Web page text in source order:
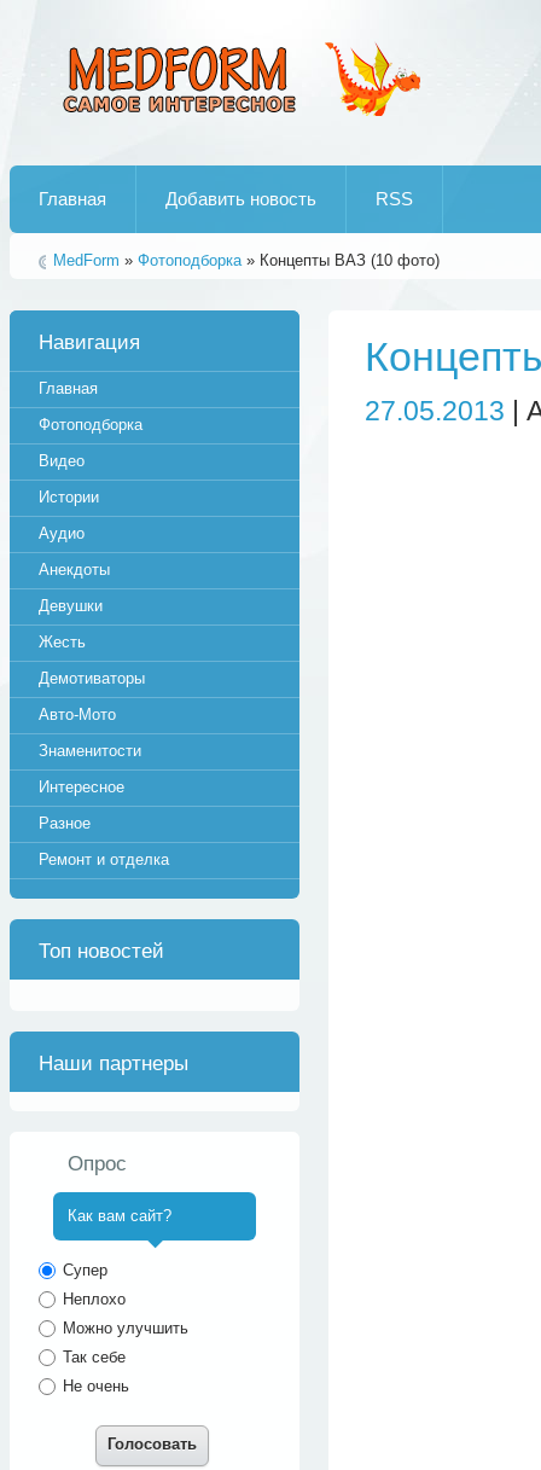
Главная Добавить новость RSS
MedForm » Фотоподборка» Концепты ВАЗ (10 фото)
27.05.2013 |
Навигация
Главная
Фотоподборка
Видео
Истории
Аудио
Анекдоты
Девушки
Жесть
Демотиваторы
Авто-Мото
Знаменитости
Интересное
Разное
Ремонт и отделка
Топ новостей
Наши партнеры
Опрос
Как вам сайт?
Супер
Неплохо
Можно улучшить
Так себе
Не очень
Голосовать